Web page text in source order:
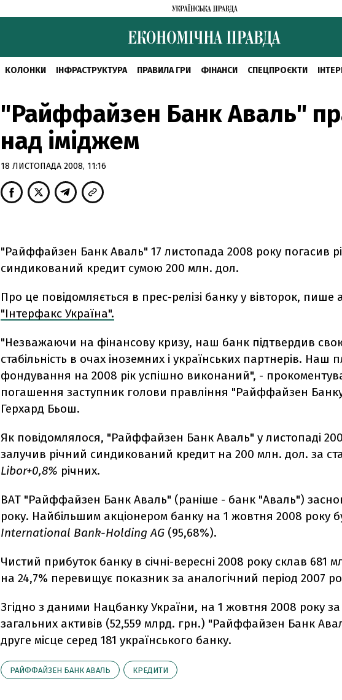
КОЛОНКИ ІНФРАСТРУКТУРА ПРАВИЛА ГРИ ФІНАНСИ СПЕЦПРОЄКТИ
"Райффайзен Банк Аваль"
над іміджем
18 ЛИСТОПАДА 2008, 11:16
"Райффайзен Банк Аваль" 17 листопада 2008 року погасив
синдикований кредит сумою 200 млн. дол.
Про це повідомляється в прес-релізі банку у вівторок, пише
"Інтерфакс Україна".
"Незважаючи на фінансову кризу, наш банк підтвердив
стабільність в очах іноземних і українських партнерів. Наш
фондування на 2008 рік успішно виконаний", -
погашення заступник голови правління "Райффайзен
Герхард Бьош.
Як повідомлялося, "Райффайзен Банк Аваль" у листопаді
залучив річний синдикований кредит на 200 млн. дол. за
Libor+0,8% річних.
ВАТ "Райффайзен Банк Аваль" (раніше - банк "Аваль")
року. Найбільшим акціонером банку на 1 жовтня 2008 року
International Bank-Holding AG (95,68%).
Чистий прибуток банку в січні-вересні 2008 року склав 681
на 24,7% перевищує показник за аналогічний період 2007
Згідно з даними Нацбанку України, на 1 жовтня 2008 року за
загальних активів (52,559 млрд. грн.) "Райффайзен Банк
друге місце серед 181 українського банку.
РАЙФФАЙЗЕН БАНК АВАЛЬ КРЕДИТИ